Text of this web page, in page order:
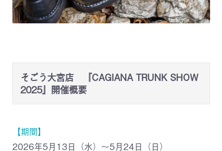
そごう大宮店 『CAGIANA TRUNK SHOW
2025』開催概要
【期間】
2026年5月13日（水）～5月24日（日）